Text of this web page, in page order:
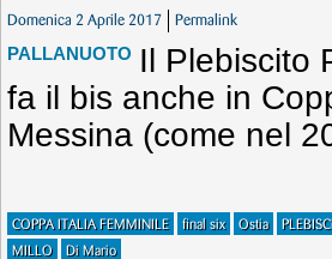
Domenica 2 Aprile 2017 Permalink
PALLANUOTO Il Plebiscito
fa il bis anche in
Messina (come nel
COPPA ITALIA FEMMINILE final six Ostia
MILLO
Di Mario